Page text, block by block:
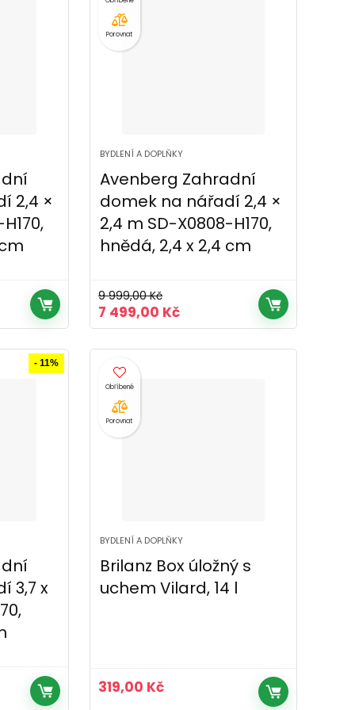
2,4 ×
Porovnat
BYDLENÍ A DOPLŇKY
Avenberg Zahradní
domek na nářadí 2,4 ×
2,4 m SD-X0808-H170,
hnědá, 2,4 x 2,4 cm
9 999,00Kč
Původní
cena
999,00 Kč.
7 499,00 KčAktuální
cena
- 11%
3,7 x
Porovnat
BYDLENÍ A DOPLŇKY
Brilanz Box úložný s
uchem Vilard, 14 l
319,00 Kč